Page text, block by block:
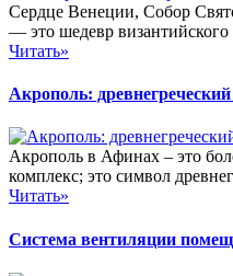
Сердце Венеции, Собор
— это шедевр византийского
Читать»
Акрополь:
Акрополь в Афинах – это
комплекс; это символ
Читать»
Система вентиляции